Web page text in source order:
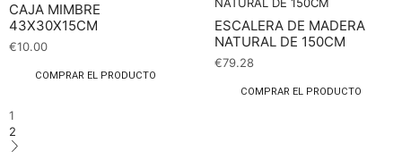
CAJA MIMBRE
43X30X15CM
€10.00
COMPRAR EL PRODUCTO
ESCALERA DE MADERA
NATURAL DE 150CM
€79.28
COMPRAR EL PRODUCTO
1
2